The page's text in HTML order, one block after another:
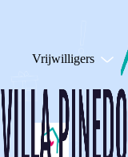
Vrijwilligers